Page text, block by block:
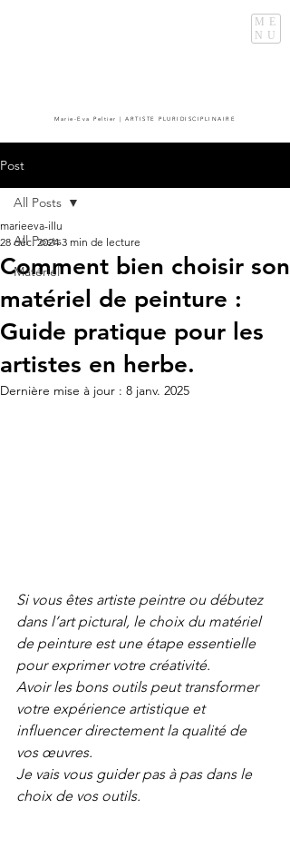
ME
NU
Marie-Eva Peltier | ARTISTE PLURIDISCIPLINAIRE
Post
All Posts
Matériel
All Posts
Comment bien choisir son
matériel de peinture :
Guide pratique pour les
artistes en herbe.
marieeva-illu
28 déc. 2024 3 min de lecture
Dernière mise à jour : 8 janv. 2025
Si vous êtes artiste peintre ou débutez
dans l’art pictural, le choix du matériel
de peinture est une étape essentielle
pour exprimer votre créativité.
Avoir les bons outils peut transformer
votre expérience artistique et
influencer directement la qualité de
vos œuvres.
Je vais vous guider pas à pas dans le
choix de vos outils.